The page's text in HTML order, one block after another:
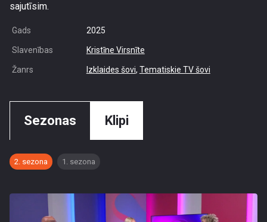
sajutīsim.
Gads 2025
Slavenības Kristīne Virsnīte
Žanrs Izklaides šovi, Tematiskie TV šovi
Sezonas Klipi
2. sezona 1. sezona